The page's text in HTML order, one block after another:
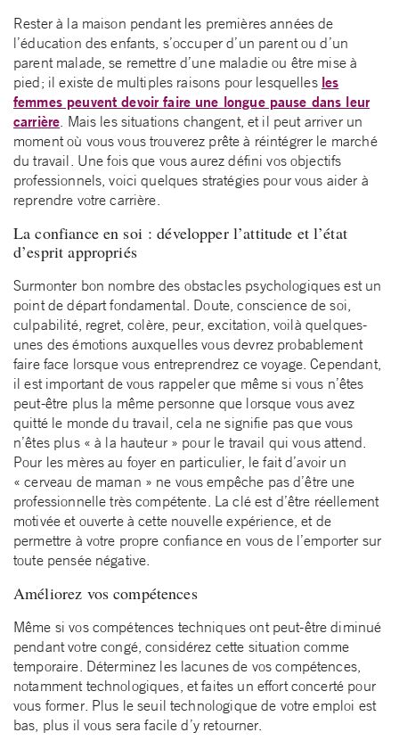
Rester à la maison pendant les premières années de
l’éducation des enfants, s’occuper d’un parent ou d’un
parent malade, se remettre d’une maladie ou être mise à
pied; il existe de multiples raisons pour lesquelles les
femmes peuvent devoir faire une longue pause dans leur
carrière. Mais les situations changent, et il peut arriver un
moment où vous vous trouverez prête à réintégrer le marché
du travail. Une fois que vous aurez défini vos objectifs
professionnels, voici quelques stratégies pour vous aider à
reprendre votre carrière.
La confiance en soi : développer l’attitude et l’état
d’esprit appropriés
Surmonter bon nombre des obstacles psychologiques est un
point de départ fondamental. Doute, conscience de soi,
culpabilité, regret, colère, peur, excitation, voilà quelques-
unes des émotions auxquelles vous devrez probablement
faire face lorsque vous entreprendrez ce voyage. Cependant,
il est important de vous rappeler que même si vous n’êtes
peut-être plus la même personne que lorsque vous avez
quitté le monde du travail, cela ne signifie pas que vous
n’êtes plus « à la hauteur » pour le travail qui vous attend.
Pour les mères au foyer en particulier, le fait d’avoir un
« cerveau de maman » ne vous empêche pas d’être une
professionnelle très compétente. La clé est d’être réellement
motivée et ouverte à cette nouvelle expérience, et de
permettre à votre propre confiance en vous de l’emporter sur
toute pensée négative.
Améliorez vos compétences
Même si vos compétences techniques ont peut-être diminué
pendant votre congé, considérez cette situation comme
temporaire. Déterminez les lacunes de vos compétences,
notamment technologiques, et faites un effort concerté pour
vous former. Plus le seuil technologique de votre emploi est
bas, plus il vous sera facile d’y retourner.